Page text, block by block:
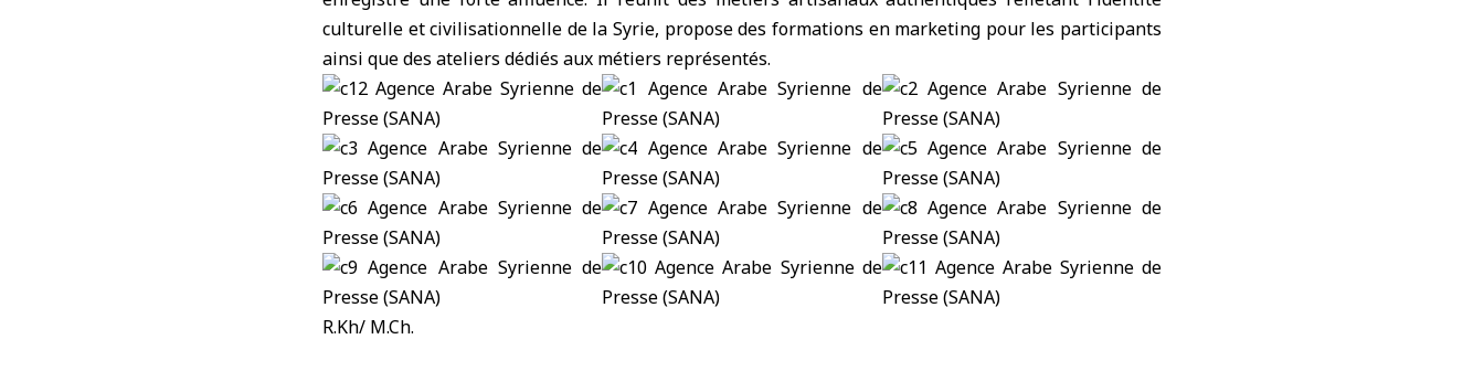
culturelle et civilisationnelle de la Syrie, propose des formations en marketing pour les participants
ainsi que des ateliers dédiés aux métiers représentés.
R.Kh/ M.Ch.